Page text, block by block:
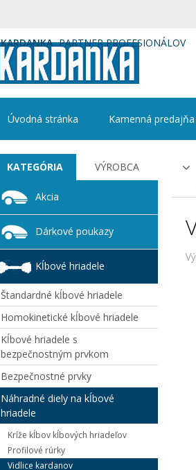
KARDANKA PARTNER PROFESIONÁLOV
Úvodná stránka Kamenná predajňa
KATEGÓRIA VÝROBCA
Akcia
Dárkové poukazy
Kĺbové hriadele
Štandardné kĺbové hriadele
Homokinetické kĺbové hriadele
Kĺbové hriadele s
bezpečnostným prvkom
Bezpečnostné prvky
Náhradné diely na kĺbové
hriadele
Kríže kĺbov kĺbových hriadeľov
Profilové rúrky
Vidlice kardanov